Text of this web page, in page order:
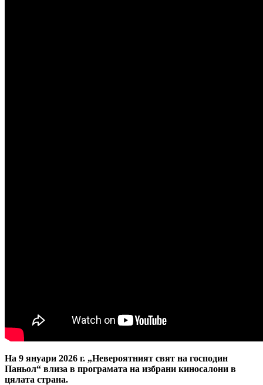
На 9 януари 2026 г. „Невероятният свят на господин
Паньол“ влиза в програмата на избрани киносалони в
цялата страна.